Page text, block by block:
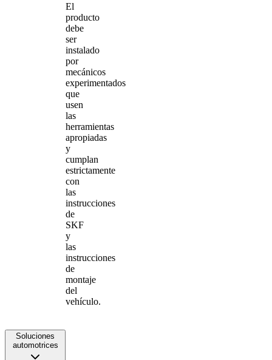
El
producto
debe
ser
instalado
por
mecánicos
experimentados
que
usen
las
herramientas
apropiadas
y
cumplan
estrictamente
con
las
instrucciones
de
SKF
y
las
instrucciones
de
montaje
del
vehículo.
Soluciones
automotrices